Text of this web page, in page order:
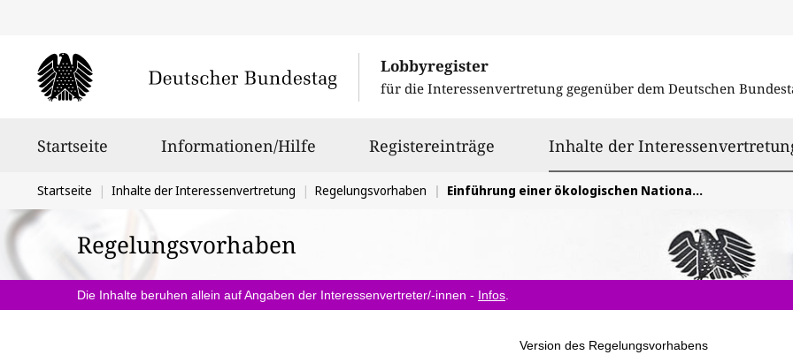
Lobbyregister
für die Interessenvertretung gegenüber dem Deutschen
Startseite Informationen/Hilfe Registereinträge Inhalte der
Sie
befinden
sich
hier:
Startseite Inhalte der Interessenvertretung Regelungsvorhaben Einführung einer ökologischen Nationalen Biomasse Strategie
Regelungsvorhaben
Die Inhalte beruhen allein auf Angaben der Interessenvertreter/-innen - Infos
Version des Regelungsvorhabens